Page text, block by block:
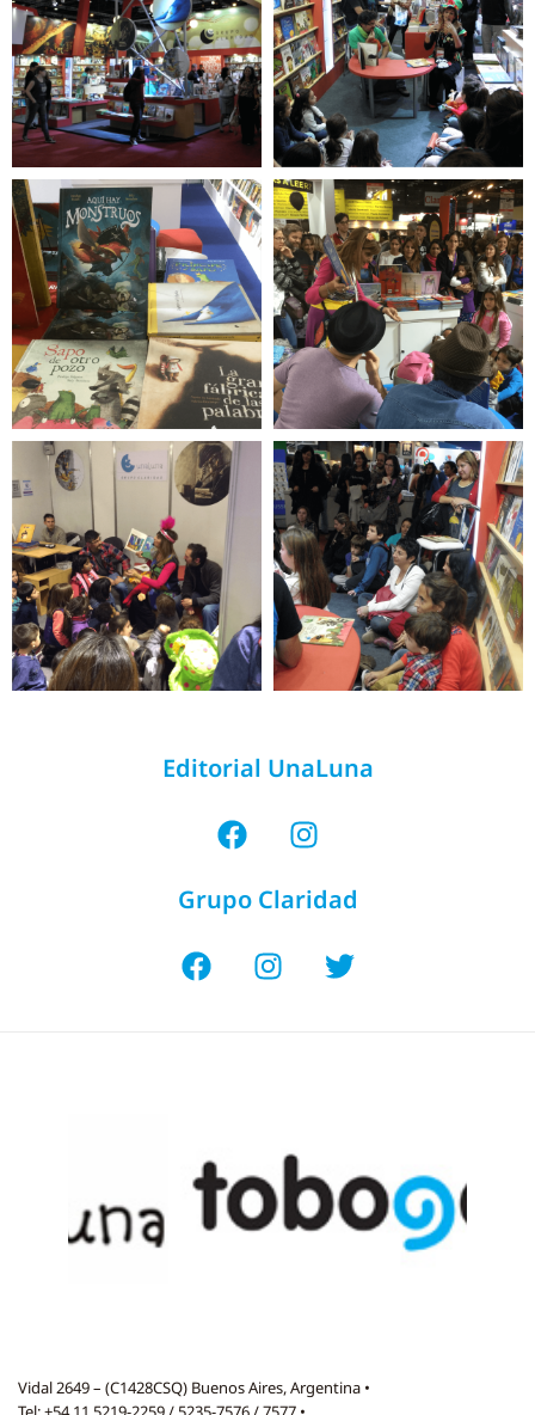
Editorial UnaLuna
Grupo Claridad
Vidal 2649 – (C1428CSQ) Buenos Aires, Argentina •